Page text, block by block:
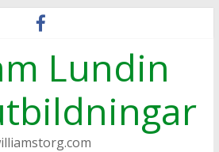
Lundin